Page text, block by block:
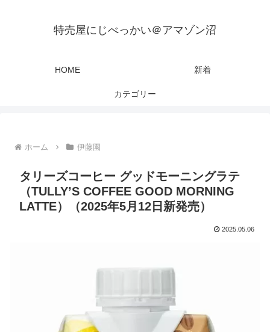
特売屋にじべっかい＠アマゾン沼
HOME 新着
カテゴリー
ホーム 伊藤園
タリーズコーヒー グッドモーニングラテ
（TULLY’S COFFEE GOOD MORNING
LATTE）（2025年5月12日新発売）
2025.05.06